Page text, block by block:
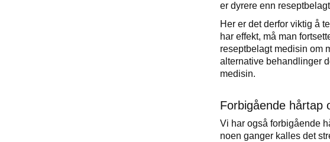
er dyrere enn
Her er det derfor viktig å
har effekt, må man
reseptbelagt medisin om
alternative behandlinger
medisin.
Forbigående hårtap
Vi har også forbigående
noen ganger kalles det